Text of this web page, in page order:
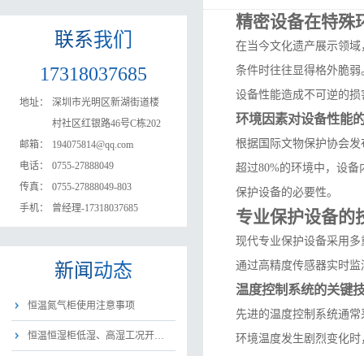
联系我们
17318037685
地址：
深圳市光明区新湖街道楼
村社区红银路46号C栋202
邮箱：
194075814@qq.com
电话：
0755-27888049
传真：
0755-27888049-803
手机：
曾经理-17318037685
新闻动态
恒温氮气柜使用注意事项
恒温恒湿柜低湿、高湿工况开…
精密设备在特殊
在当今文化遗产展示领
条件时往往显得格外脆
设备性能造成不可逆的损
环境因素对设备性能
根据国际文物保护协会
超过80%的环境中，设
保护设备的必要性。
专业保护设备的
现代专业保护设备采用
通过高精度传感器实时
温度控制系统的关键
先进的温度控制系统通
环境温度发生剧烈变化